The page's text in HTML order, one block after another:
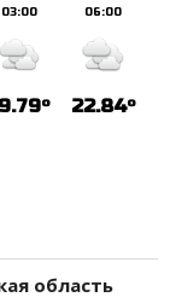
область